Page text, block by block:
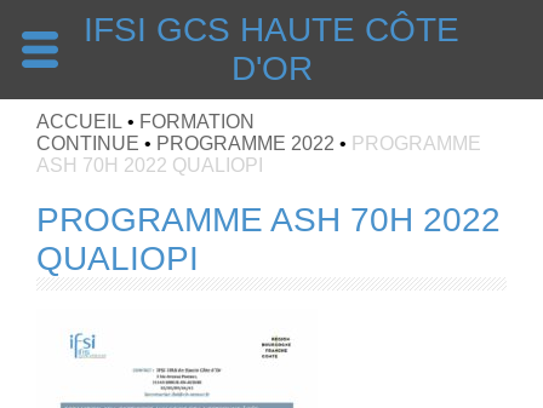
IFSI GCS HAUTE CÔTE
D'OR
ACCUEIL • FORMATION
CONTINUE • PROGRAMME 2022 • PROGRAMME
ASH 70H 2022 QUALIOPI
PROGRAMME ASH 70H 2022
QUALIOPI